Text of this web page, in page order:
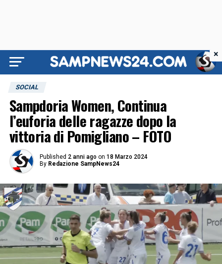
SOCIAL
Sampdoria Women, Continua
l’euforia delle ragazze dopo la
vittoria di Pomigliano – FOTO
Published 2 anni ago on 18 Marzo 2024
By Redazione SampNews24
×